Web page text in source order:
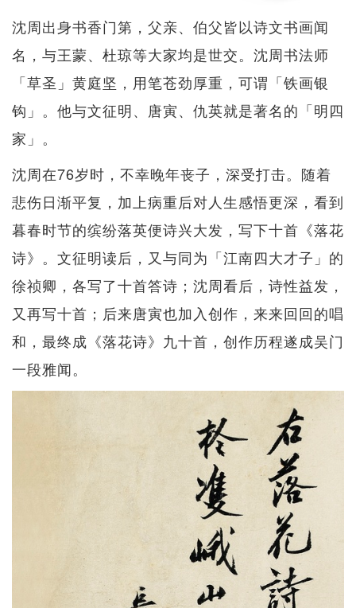
沈周出身书香门第，父亲、伯父皆以诗文书画闻
名，与王蒙、杜琼等大家均是世交。沈周书法师
「草圣」黄庭坚，用笔苍劲厚重，可谓「铁画银
钩」。他与文征明、唐寅、仇英就是著名的「明四
家」。
沈周在76岁时，不幸晚年丧子，深受打击。随着
悲伤日渐平复，加上病重后对人生感悟更深，看到
暮春时节的缤纷落英便诗兴大发，写下十首《落花
诗》。文征明读后，又与同为「江南四大才子」的
徐祯卿，各写了十首答诗；沈周看后，诗性益发，
又再写十首；后来唐寅也加入创作，来来回回的唱
和，最终成《落花诗》九十首，创作历程遂成吴门
一段雅闻。